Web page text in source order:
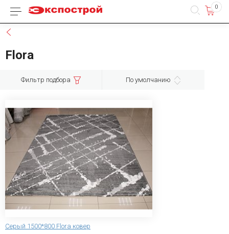
Каталог товаров 0
Flora
Фильтр подбора По умолчанию
Серый 1500*800 Flora ковер